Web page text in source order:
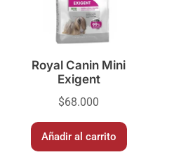
Royal Canin Mini
Exigent
$68.000
Añadir al carrito